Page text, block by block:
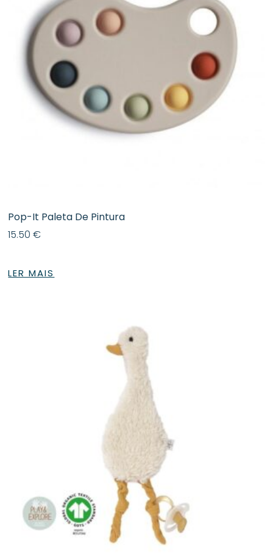
Pop-It Paleta De Pintura
15.50€
LER MAIS